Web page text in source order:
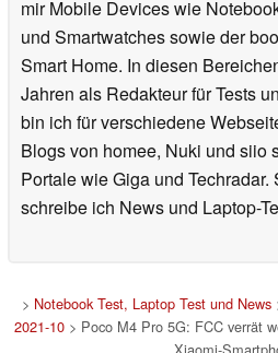
mir Mobile Devices wie
und Smartwatches sowie der
Smart Home. In diesen
Jahren als Redakteur für Tests
bin ich für verschiedene
Blogs von homee, Nuki und siio
Portale wie Giga und Techradar.
schreibe ich News und Laptop-
> Notebook Test, Laptop Test und News
2021-10> Poco M4 Pro 5G: FCC verrät